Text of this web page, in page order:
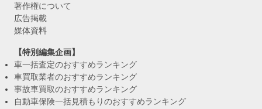
著作権について
広告掲載
媒体資料
【特別編集企画】
車一括査定のおすすめランキング
車買取業者のおすすめランキング
事故車買取のおすすめランキング
自動車保険一括見積もりのおすすめランキング